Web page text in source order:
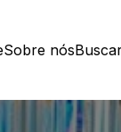
Sobre nós